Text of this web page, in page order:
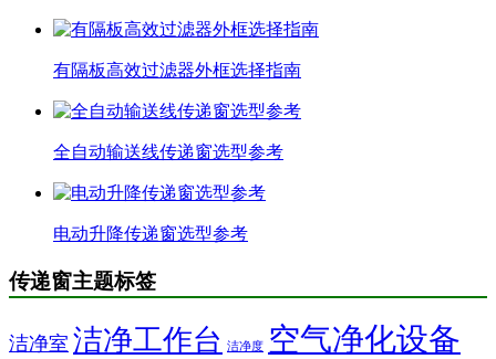
有隔板高效过滤器外框选择指南
全自动输送线传递窗选型参考
电动升降传递窗选型参考
传递窗主题标签
洁净室 洁净工作台 洁净度 空气净化设备